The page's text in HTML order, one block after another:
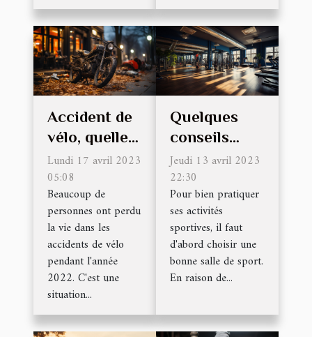
Accident de
vélo, quelles
sont les
causes et
comment se
protéger ?
Lundi 17 avril 2023
05:08
Beaucoup de
personnes ont perdu
la vie dans les
accidents de vélo
pendant l'année
2022. C'est une
situation...
Quelques
conseils
pour choisir
sa salle de
sport
Jeudi 13 avril 2023
22:30
Pour bien pratiquer
ses activités
sportives, il faut
d'abord choisir une
bonne salle de sport.
En raison de...